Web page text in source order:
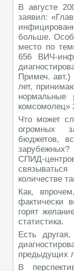
В августе
заявил:
больше.
место по
656 ВИЧ-
Примеч.
лет,
комсомолец»
Что может
огромных
бюджетов,
СПИД-
количестве
Как,
фактически
горят
статистика.
Есть
предыдущих
В